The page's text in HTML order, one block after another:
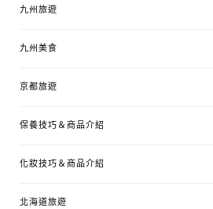
九州旅遊
九州美食
京都旅遊
保養技巧＆商品介紹
化妝技巧＆商品介紹
北海道旅遊